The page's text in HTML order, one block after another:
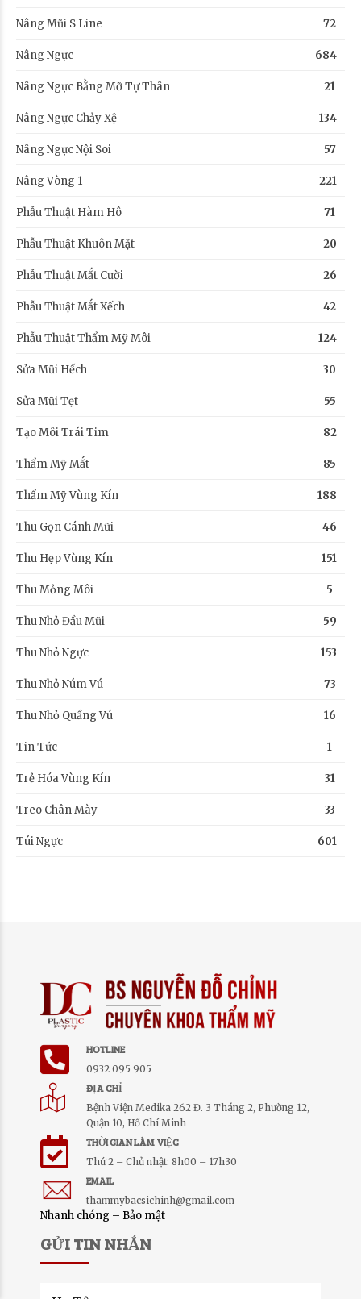
Nâng Mũi S Line 72
Nâng Ngực 684
Nâng Ngực Bằng Mỡ Tự Thân 21
Nâng Ngực Chảy Xệ 134
Nâng Ngực Nội Soi 57
Nâng Vòng 1 221
Phẫu Thuật Hàm Hô 71
Phẫu Thuật Khuôn Mặt 20
Phẫu Thuật Mắt Cười 26
Phẫu Thuật Mắt Xếch 42
Phẫu Thuật Thẩm Mỹ Môi 124
Sửa Mũi Hếch 30
Sửa Mũi Tẹt 55
Tạo Môi Trái Tim 82
Thẩm Mỹ Mắt 85
Thẩm Mỹ Vùng Kín 188
Thu Gọn Cánh Mũi 46
Thu Hẹp Vùng Kín 151
Thu Mỏng Môi 5
Thu Nhỏ Đầu Mũi 59
Thu Nhỏ Ngực 153
Thu Nhỏ Núm Vú 73
Thu Nhỏ Quầng Vú 16
Tin Tức 1
Trẻ Hóa Vùng Kín 31
Treo Chân Mày 33
Túi Ngực 601
HOTLINE
0932 095 905
ĐỊA CHỈ
Bệnh Viện Medika 262 Đ. 3 Tháng 2, Phường 12,
Quận 10, Hồ Chí Minh
THỜI GIAN LÀM VIỆC
Thứ 2 – Chủ nhật: 8h00 – 17h30
EMAIL
thammybacsichinh@gmail.com
Nhanh chóng – Bảo mật
GỬI TIN NHẮN
Đăng ký Combo
Căng Da Mặt - Nâng
Mũi Surgiform